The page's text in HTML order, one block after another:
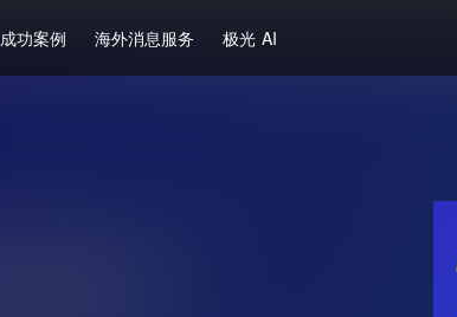
成功案例 海外消息服务 极光 AI